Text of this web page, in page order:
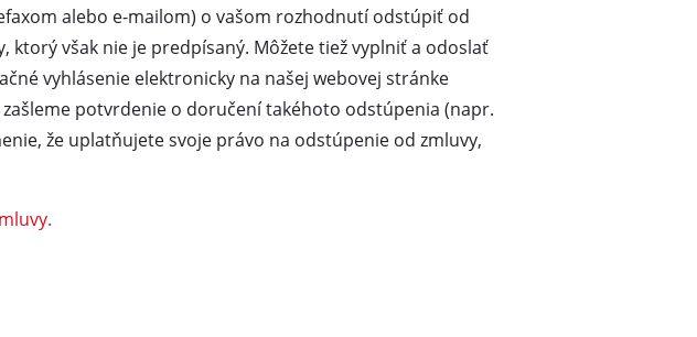
alebo e-mailom) o vašom rozhodnutí odstúpiť od
však nie je predpísaný. Môžete tiež vyplniť a odoslať
vyhlásenie elektronicky na našej webovej stránke
potvrdenie o doručení takéhoto odstúpenia (napr.
že uplatňujete svoje právo na odstúpenie od zmluvy,